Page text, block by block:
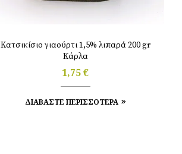
Κατσικίσιο γιαούρτι 1,5% λιπαρά 200 gr
Κάρλα
1,75€
ΔΙΑΒΑΣΤΕ ΠΕΡΙΣΣΟΤΕΡΑ